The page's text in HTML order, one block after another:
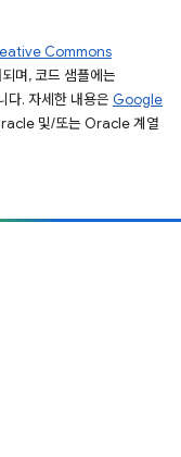
Commons
며, 코드 샘플에는
다. 자세한 내용은 Google
및/또는 Oracle 계열